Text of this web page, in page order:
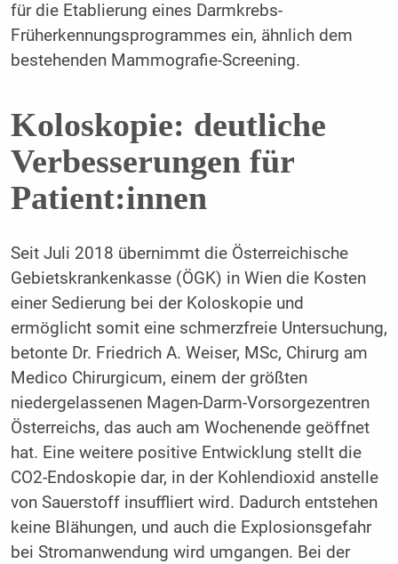
für die Etablierung eines Darmkrebs-
Früherkennungsprogrammes ein, ähnlich dem
bestehenden Mammografie-Screening.
Koloskopie: deutliche
Verbesserungen für
Patient:innen
Seit Juli 2018 übernimmt die Österreichische
Gebietskrankenkasse (ÖGK) in Wien die Kosten
einer Sedierung bei der Koloskopie und
ermöglicht somit eine schmerzfreie Untersuchung,
betonte Dr. Friedrich A. Weiser, MSc, Chirurg am
Medico Chirurgicum, einem der größten
niedergelassenen Magen-Darm-Vorsorgezentren
Österreichs, das auch am Wochenende geöffnet
hat. Eine weitere positive Entwicklung stellt die
CO2-Endoskopie dar, in der Kohlendioxid anstelle
von Sauerstoff insuffliert wird. Dadurch entstehen
keine Blähungen, und auch die Explosionsgefahr
bei Stromanwendung wird umgangen. Bei der